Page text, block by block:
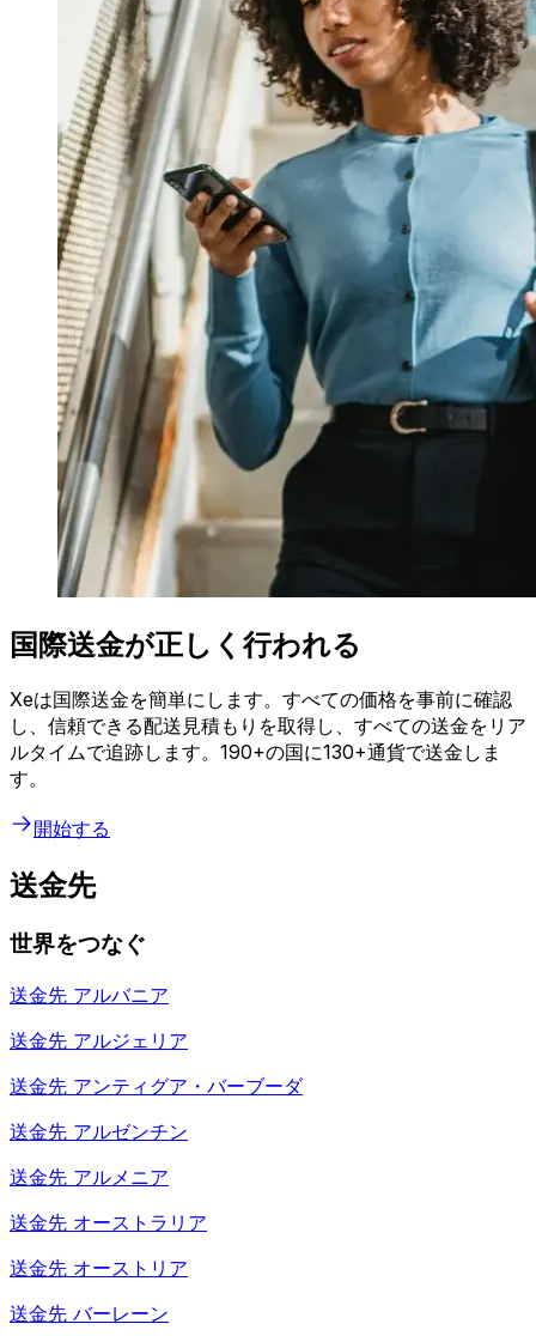
国際送金が正しく行われる
Xeは国際送金を簡単にします。すべての価格を事前に確認
し、信頼できる配送見積もりを取得し、すべての送金をリア
ルタイムで追跡します。190+の国に130+通貨で送金しま
す。
開始する
送金先
世界をつなぐ
送金先 アルバニア
送金先 アルジェリア
送金先 アンティグア・バーブーダ
送金先 アルゼンチン
送金先 アルメニア
送金先 オーストラリア
送金先 オーストリア
送金先 バーレーン